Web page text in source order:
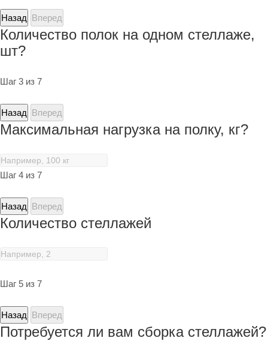
Назад Вперед
Количество полок на одном стеллаже,
шт?
Шаг 3 из 7
Назад Вперед
Максимальная нагрузка на полку, кг?
Шаг 4 из 7
Назад Вперед
Количество стеллажей
Шаг 5 из 7
Назад Вперед
Потребуется ли вам сборка стеллажей?